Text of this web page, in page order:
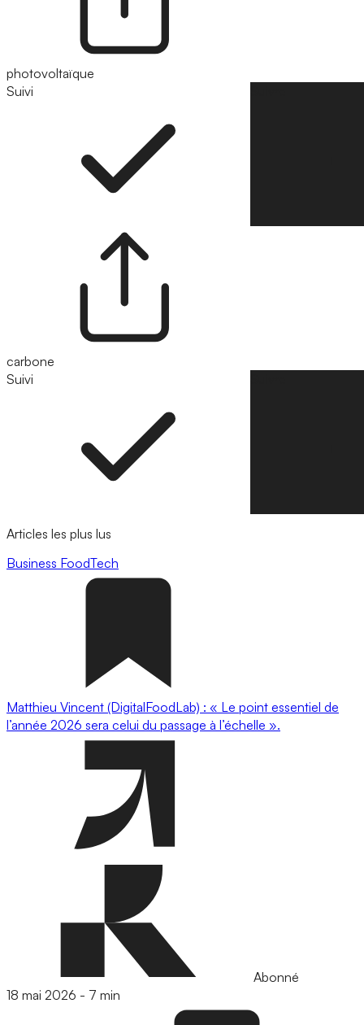
photovoltaïque
Suivi
carbone
Suivi
Articles les plus lus
Business FoodTech
Matthieu Vincent (DigitalFoodLab) : « Le point essentiel de
l’année 2026 sera celui du passage à l’échelle ».
Abonné
18 mai 2026 - 7 min